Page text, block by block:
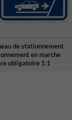
de stationnement
en marche
obligatoire 1:1